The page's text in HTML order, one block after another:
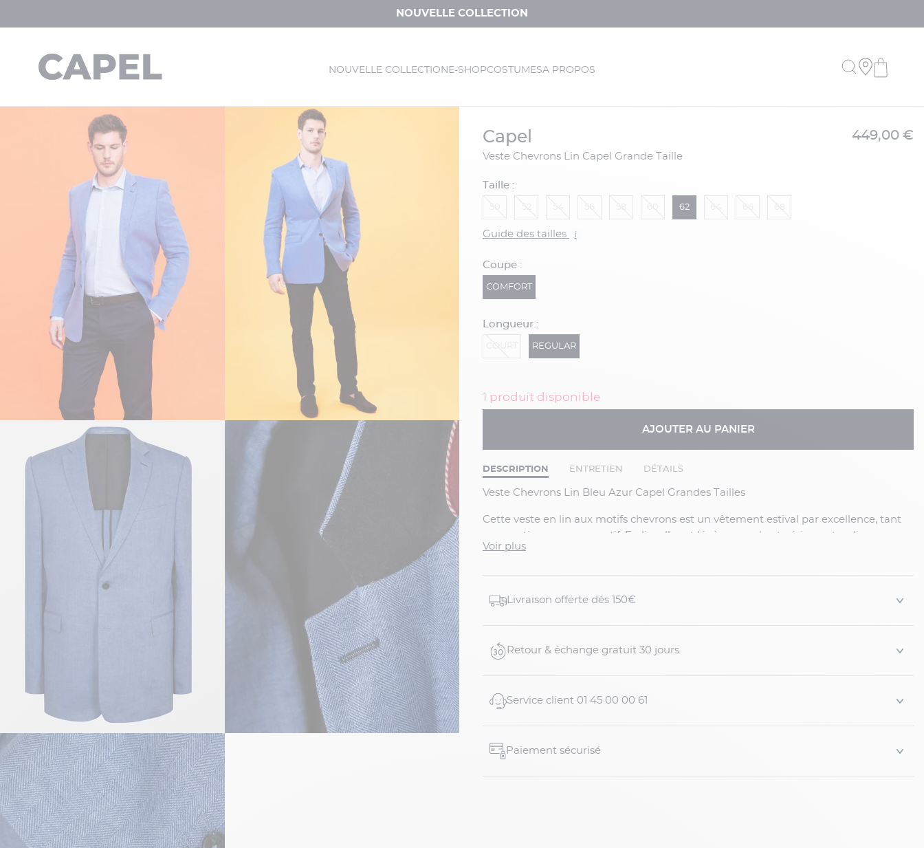
NOUVELLE COLLECTION
NOUVELLE COLLECTION E-SHOPCOSTUMESA PROPOS
capel
Veste Chevrons Lin Capel Grande Taille
449,00 €
Taille :
62
Guide des tailles i
Coupe :
COMFORT
Longueur :
REGULAR
1 produit disponible
AJOUTER AU PANIER
DESCRIPTION ENTRETIEN DÉTAILS
Veste Chevrons Lin Bleu Azur Capel Grandes Tailles
Cette veste en lin aux motifs chevrons est un vêtement estival par excellence, tant
par son tissu que son motif. En lin, elle est légère, souple et aérienne tandis que son
dessin chevrons apporte à ce modèle une réelle distinction, sans formalisme
Voir plus
Livraison offerte dés 150€
Retour & échange gratuit 30 jours
Service client 01 45 00 00 61
Paiement sécurisé